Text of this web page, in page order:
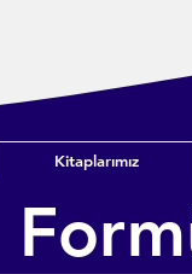
Kitaplarımız